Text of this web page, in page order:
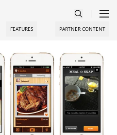
FEATURES PARTNER CONTENT